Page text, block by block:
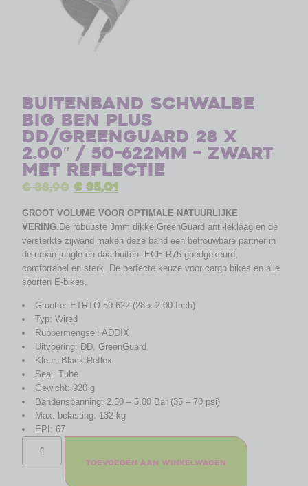
Buitenband Schwalbe
Big Ben Plus
DD/GreenGuard 28 x
2.00″ / 50-622mm – zwart
met reflectie
€38,90 €35,01
GROOT VOLUME VOOR OPTIMALE NATUURLIJKE
VERING.De robuuste 3mm dikke GreenGuard anti-leklaag en de
versterkte zijwand maken deze band een betrouwbare partner in
de urban jungle en daarbuiten. ECE-R75 goedgekeurd,
comfortabel en sterk. De perfecte keuze voor cargo bikes en alle
soorten E-bikes.
Grootte: ETRTO 50-622 (28 x 2.00 Inch)
Typ: Wired
Rubbermengsel: ADDIX
Uitvoering: DD, GreenGuard
Kleur: Black-Reflex
Seal: Tube
Gewicht: 920 g
Bandenspanning: 2.50 – 5.00 Bar (35 – 70 psi)
Max. belasting: 132 kg
EPI: 67
Toevoegen aan winkelwagen